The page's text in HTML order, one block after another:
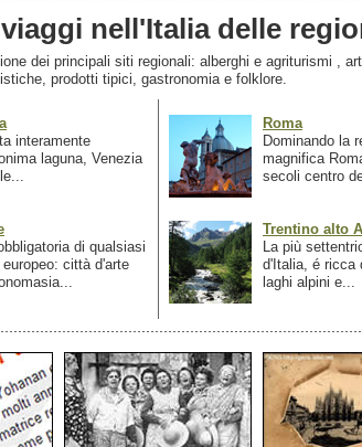
nell'Italia delle
dei principali siti regionali: alberghi e agriturismi ,
prodotti tipici, gastronomia e folklore.
interamente
laguna, Venezia
di qualsiasi
città d'arte
Roma
Dominando la
magnifica
secoli centro
Trentino alto
La più
d'Italia, é ricca
laghi alpini e...